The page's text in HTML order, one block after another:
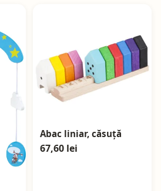
Abac liniar, căsuță
67,60 lei